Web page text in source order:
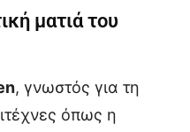
ματιά του
, γνωστός για τη
όπως η